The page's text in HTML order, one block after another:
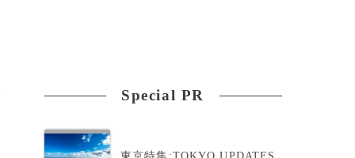
Special PR
東京特集:TOKYO UPDATES